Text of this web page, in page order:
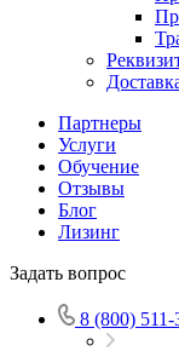
Партнеры
Услуги
Обучение
Отзывы
Блог
Лизинг
Задать вопрос
8 (800) 511-